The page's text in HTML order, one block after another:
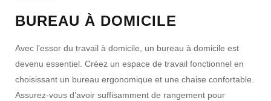
BUREAU À DOMICILE
Avec l’essor du travail à domicile, un bureau à domicile est
devenu essentiel. Créez un espace de travail fonctionnel en
choisissant un bureau ergonomique et une chaise confortable.
Assurez-vous d’avoir suffisamment de rangement pour